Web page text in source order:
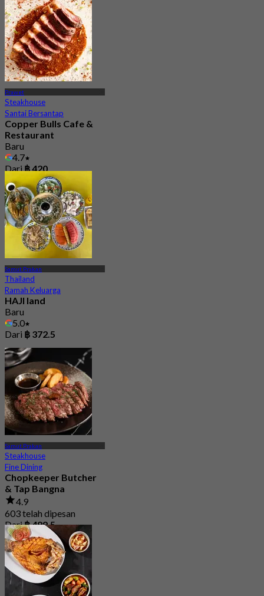
Prawet
Steakhouse
Santai Bersantap
Copper Bulls Cafe &
Restaurant
Baru
4.7
Dari฿ 420
Samut Prakan
Thailand
Ramah Keluarga
HAJI land
Baru
5.0
Dari ฿ 372.5
Samut Prakan
Steakhouse
Fine Dining
Chopkeeper Butcher
& Tap Bangna
4.9
603 telah dipesan
Dari฿ 499.5